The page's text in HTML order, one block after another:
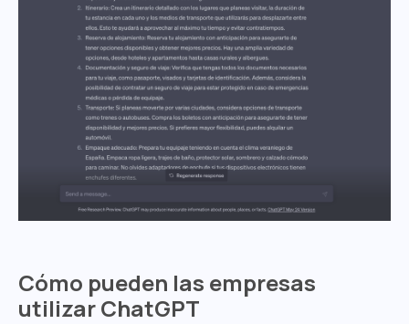
Cómo pueden las empresas
utilizar ChatGPT